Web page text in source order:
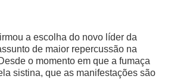
a escolha do novo líder da
de maior repercussão na
o momento em que a fumaça
sistina, que as manifestações são